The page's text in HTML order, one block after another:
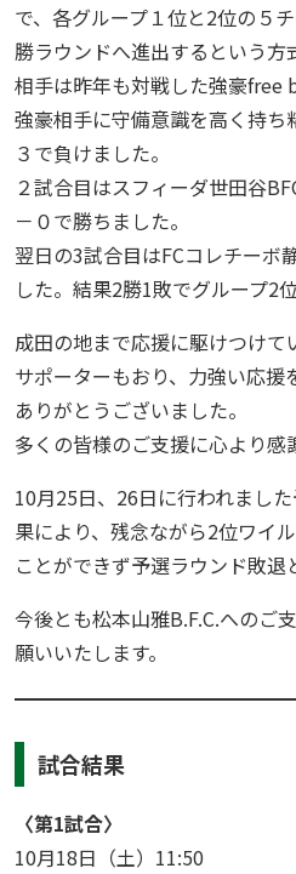
で、各グループ１位と2位の５
勝ラウンドへ進出するという
相手は昨年も対戦した強豪free
強豪相手に守備意識を高く持ち
３で負けました。
２試合目はスフィーダ世田谷
－０で勝ちました。
翌日の3試合目はFCコレチーボ
した。結果2勝1敗でグループ2
成田の地まで応援に駆けつけて
サポーターもおり、力強い応援
ありがとうございました。
多くの皆様のご支援に心より感
10月25日、26日に行われまし
果により、残念ながら2位ワイ
ことができず予選ラウンド敗退
今後とも松本山雅B.F.C.へのご
願いいたします。
試合結果
〈第1試合〉
10月18日（土）11:50